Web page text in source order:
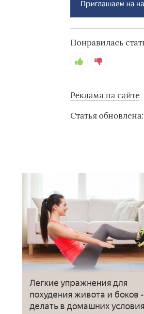
Понравилась
Реклама на сайте
Статья
Легкие упражнения для
похудения живота и боков
делать в домашних